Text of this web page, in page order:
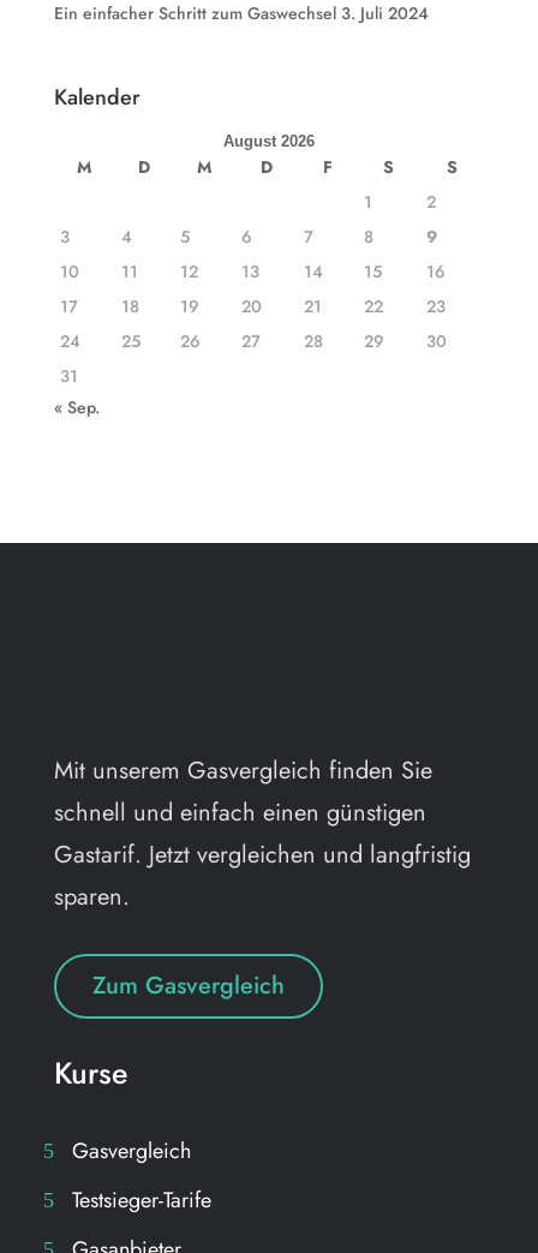
Ein einfacher Schritt zum Gaswechsel 3. Juli 2024
Kalender
August 2026
M D M D F S
S
1
2
3
4 5 6 7 8
9
10
11 12 13 14 15
16
17
18 19 20 21 22
23
24
25 26 27 28 29
30
31
« Sep.
Mit unserem Gasvergleich finden Sie
schnell und einfach einen günstigen
Gastarif. Jetzt vergleichen und langfristig
sparen.
Zum Gasvergleich
Kurse
Gasvergleich
Testsieger-Tarife